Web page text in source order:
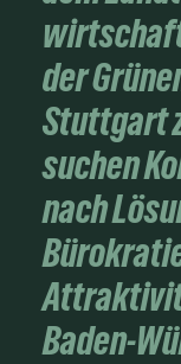
der
Stuttgart
suchen
nach
Baden-